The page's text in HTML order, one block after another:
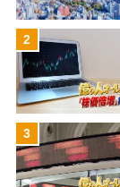
2
3